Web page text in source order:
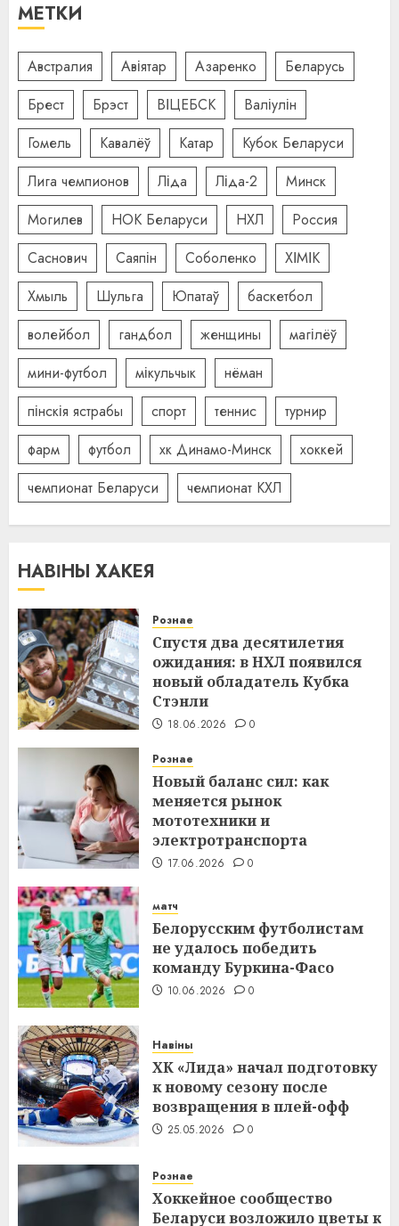
МЕТКИ
Австралия Авіятар Азаренко
Беларусь
Брест
Брэст ВІЦЕБСК
Валіулін
Гомель
Кавалёў Катар
Кубок Беларуси
Лига чемпионов
Ліда Ліда-2
Минск
Могилев
НОК Беларуси НХЛ
Россия
Саснович
Саяпін Соболенко
ХІМІК
Хмыль
Шульга Юпатаў
баскетбол
волейбол
гандбол женщины
магілёў
мини-футбол
мікульчык
нёман
пінскія ястрабы
спорт теннис
турнир
фарм
футбол хк Динамо-Минск
хоккей
чемпионат Беларуси
чемпионат КХЛ
НАВІНЫ ХАКЕЯ
Рознае
Спустя два десятилетия
ожидания: в НХЛ появился
новый обладатель Кубка
Стэнли
18.06.2026 0
Рознае
Новый баланс сил: как
меняется рынок
мототехники и
электротранспорта
17.06.2026 0
матч
Белорусским футболистам
не удалось победить
команду Буркина-Фасо
10.06.2026 0
Навіны
ХК «Лида» начал подготовку
к новому сезону после
возвращения в плей-офф
25.05.2026 0
Рознае
Хоккейное сообщество
Беларуси возложило цветы к